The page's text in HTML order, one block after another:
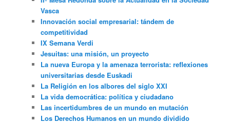
Vasca
Innovación social empresarial: tándem de
competitividad
IX Semana Verdi
Jesuitas: una misión, un proyecto
La nueva Europa y la amenaza terrorista: reflexiones
universitarias desde Euskadi
La Religión en los albores del siglo XXI
La vida democrática: política y ciudadano
Las incertidumbres de un mundo en mutación
Los Derechos Humanos en un mundo dividido